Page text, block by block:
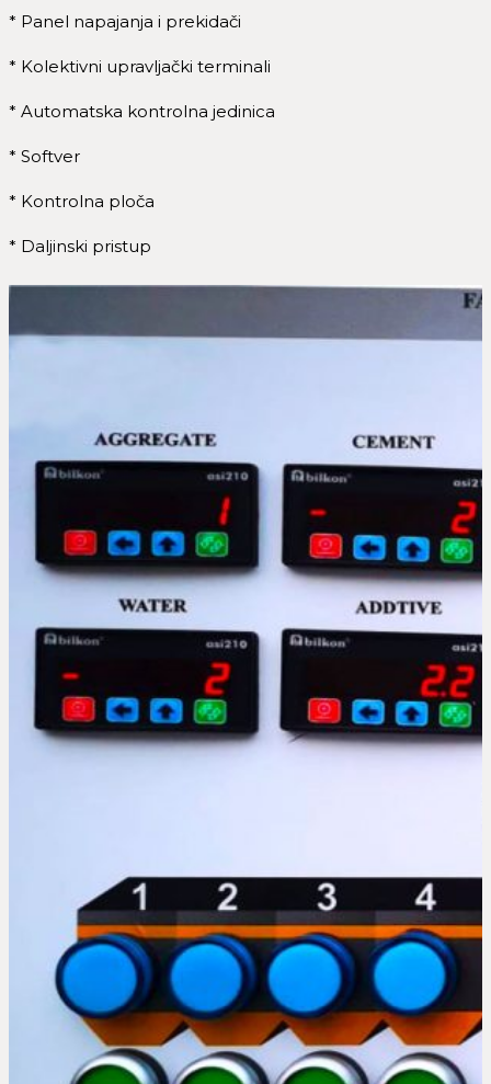
* Panel napajanja i prekidači
* Kolektivni upravljački terminali
* Automatska kontrolna jedinica
* Softver
* Kontrolna ploča
* Daljinski pristup